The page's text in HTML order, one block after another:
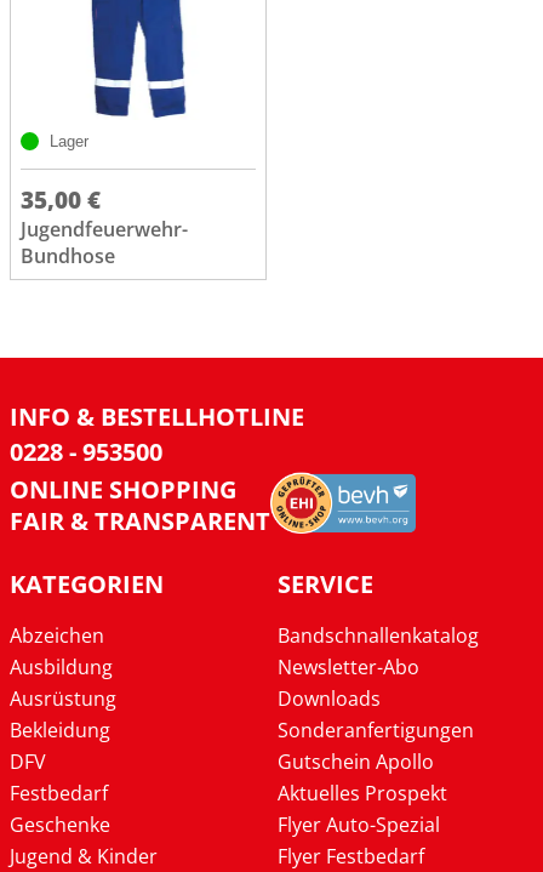
Lager
35,00 €
Jugendfeuerwehr-
Bundhose
INFO & BESTELLHOTLINE
0228 - 953500
ONLINE SHOPPING
FAIR & TRANSPARENT
KATEGORIEN
Abzeichen
Ausbildung
Ausrüstung
Bekleidung
DFV
Festbedarf
Geschenke
Jugend & Kinder
SERVICE
Bandschnallenkatalog
Newsletter-Abo
Downloads
Sonderanfertigungen
Gutschein Apollo
Aktuelles Prospekt
Flyer Auto-Spezial
Flyer Festbedarf